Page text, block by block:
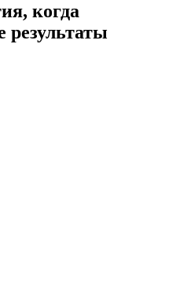
когда
результаты